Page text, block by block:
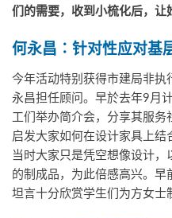
们的需要，收到小梳化后，让
何永昌∶针对性应对基
今年活动特别获得市建局非
永昌担任顾问。早於去年9月
工们举办简介会，分享其服务
启发大家如何在设计家具上
当时大家只是凭空想像设计
的制成品，为此倍感高兴。
坦言十分欣赏学生们为方女士